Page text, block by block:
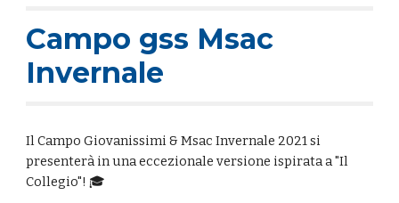
Campo gss Msac
Invernale
Il Campo Giovanissimi & Msac Invernale 2021 si
presenterà in una eccezionale versione ispirata a "Il
Collegio"! 🎓